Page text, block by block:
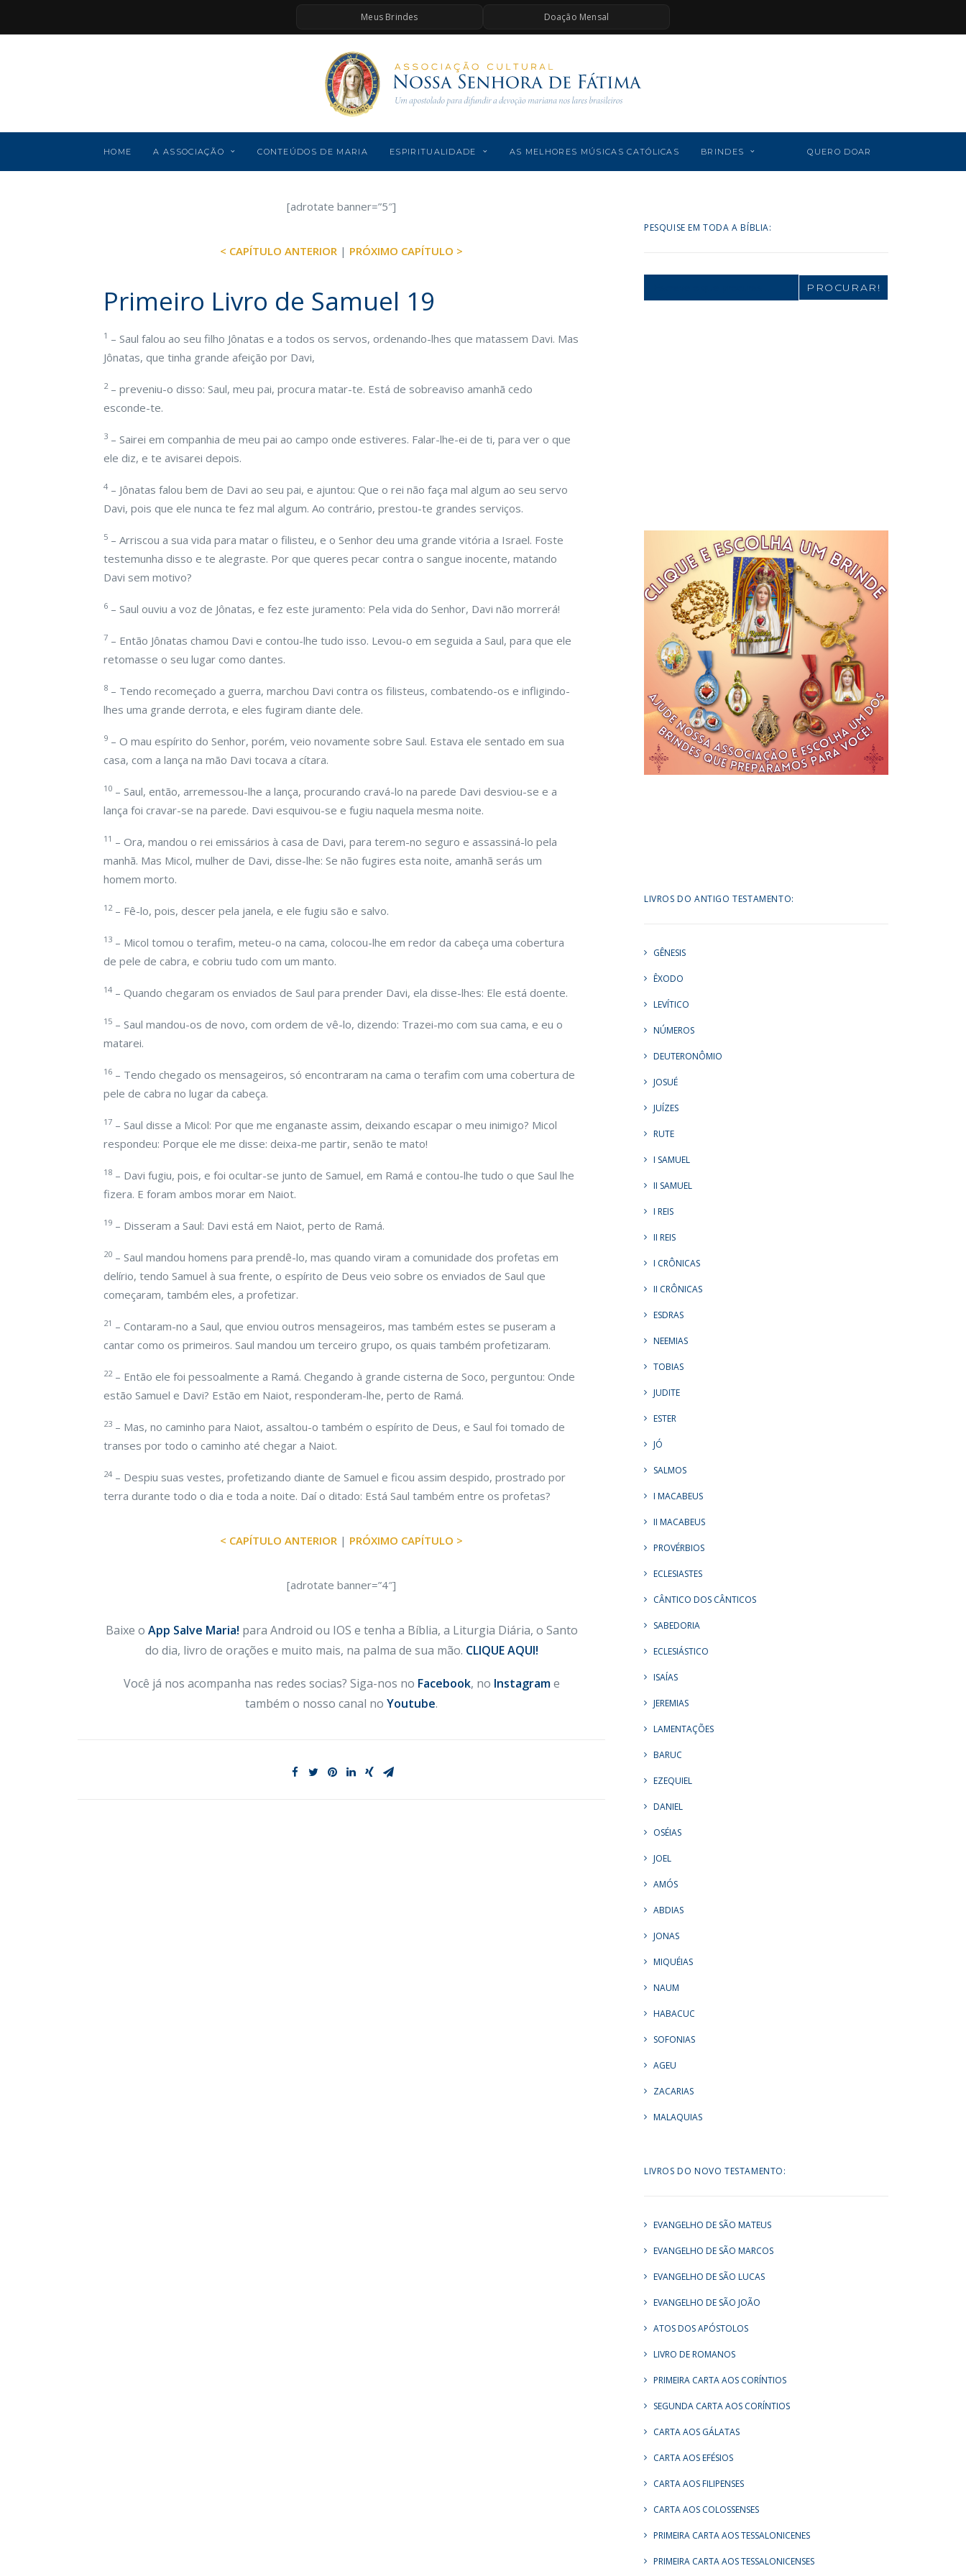
Meus Brindes Doação Mensal
HOME A ASSOCIAÇÃO CONTEÚDOS DE MARIA ESPIRITUALIDADE AS MELHORES MÚSICAS CATÓLICAS BRINDES QUERO DOAR
[adrotate banner=”5″]
< CAPÍTULO ANTERIOR | PRÓXIMO CAPÍTULO >
Primeiro Livro de Samuel 19
1 – Saul falou ao seu filho Jônatas e a todos os servos, ordenando-lhes que matassem Davi. Mas
Jônatas, que tinha grande afeição por Davi,
2– preveniu-o disso: Saul, meu pai, procura matar-te. Está de sobreaviso amanhã cedo
esconde-te.
3 – Sairei em companhia de meu pai ao campo onde estiveres. Falar-lhe-ei de ti, para ver o que
ele diz, e te avisarei depois.
4 – Jônatas falou bem de Davi ao seu pai, e ajuntou: Que o rei não faça mal algum ao seu servo
Davi, pois que ele nunca te fez mal algum. Ao contrário, prestou-te grandes serviços.
5 – Arriscou a sua vida para matar o filisteu, e o Senhor deu uma grande vitória a Israel. Foste
testemunha disso e te alegraste. Por que queres pecar contra o sangue inocente, matando
Davi sem motivo?
6 – Saul ouviu a voz de Jônatas, e fez este juramento: Pela vida do Senhor, Davi não morrerá!
7 – Então Jônatas chamou Davi e contou-lhe tudo isso. Levou-o em seguida a Saul, para que ele
retomasse o seu lugar como dantes.
8 – Tendo recomeçado a guerra, marchou Davi contra os filisteus, combatendo-os e infligindo-
lhes uma grande derrota, e eles fugiram diante dele.
9 – O mau espírito do Senhor, porém, veio novamente sobre Saul. Estava ele sentado em sua
casa, com a lança na mão Davi tocava a cítara.
10 – Saul, então, arremessou-lhe a lança, procurando cravá-lo na parede Davi desviou-se e a
lança foi cravar-se na parede. Davi esquivou-se e fugiu naquela mesma noite.
11 – Ora, mandou o rei emissários à casa de Davi, para terem-no seguro e assassiná-lo pela
manhã. Mas Micol, mulher de Davi, disse-lhe: Se não fugires esta noite, amanhã serás um
homem morto.
12– Fê-lo, pois, descer pela janela, e ele fugiu são e salvo.
13 – Micol tomou o terafim, meteu-o na cama, colocou-lhe em redor da cabeça uma cobertura
de pele de cabra, e cobriu tudo com um manto.
14 – Quando chegaram os enviados de Saul para prender Davi, ela disse-lhes: Ele está doente.
15 – Saul mandou-os de novo, com ordem de vê-lo, dizendo: Trazei-mo com sua cama, e eu o
matarei.
16 – Tendo chegado os mensageiros, só encontraram na cama o terafim com uma cobertura de
pele de cabra no lugar da cabeça.
17 – Saul disse a Micol: Por que me enganaste assim, deixando escapar o meu inimigo? Micol
respondeu: Porque ele me disse: deixa-me partir, senão te mato!
18 – Davi fugiu, pois, e foi ocultar-se junto de Samuel, em Ramá e contou-lhe tudo o que Saul lhe
fizera. E foram ambos morar em Naiot.
19 – Disseram a Saul: Davi está em Naiot, perto de Ramá.
20 – Saul mandou homens para prendê-lo, mas quando viram a comunidade dos profetas em
delírio, tendo Samuel à sua frente, o espírito de Deus veio sobre os enviados de Saul que
começaram, também eles, a profetizar.
21 – Contaram-no a Saul, que enviou outros mensageiros, mas também estes se puseram a
cantar como os primeiros. Saul mandou um terceiro grupo, os quais também profetizaram.
22– Então ele foi pessoalmente a Ramá. Chegando à grande cisterna de Soco, perguntou: Onde
estão Samuel e Davi? Estão em Naiot, responderam-lhe, perto de Ramá.
23 – Mas, no caminho para Naiot, assaltou-o também o espírito de Deus, e Saul foi tomado de
transes por todo o caminho até chegar a Naiot.
24 – Despiu suas vestes, profetizando diante de Samuel e ficou assim despido, prostrado por
terra durante todo o dia e toda a noite. Daí o ditado: Está Saul também entre os profetas?
< CAPÍTULO ANTERIOR | PRÓXIMO CAPÍTULO >
[adrotate banner=”4″]
Baixe o App Salve Maria! para Android ou IOS e tenha a Bíblia, a Liturgia Diária, o Santo
do dia, livro de orações e muito mais, na palma de sua mão. CLIQUE AQUI!
Você já nos acompanha nas redes socias? Siga-nos no Facebook, no Instagrame
também o nosso canal no Youtube.
PESQUISE EM TODA A BÍBLIA:
Search
LIVROS DO ANTIGO TESTAMENTO:
GÊNESIS
ÊXODO
LEVÍTICO
NÚMEROS
DEUTERONÔMIO
JOSUÉ
JUÍZES
RUTE
I SAMUEL
II SAMUEL
I REIS
II REIS
I CRÔNICAS
II CRÔNICAS
ESDRAS
NEEMIAS
TOBIAS
JUDITE
ESTER
JÓ
SALMOS
I MACABEUS
II MACABEUS
PROVÉRBIOS
ECLESIASTES
CÂNTICO DOS CÂNTICOS
SABEDORIA
ECLESIÁSTICO
ISAÍAS
JEREMIAS
LAMENTAÇÕES
BARUC
EZEQUIEL
DANIEL
OSÉIAS
JOEL
AMÓS
ABDIAS
JONAS
MIQUÉIAS
NAUM
HABACUC
SOFONIAS
AGEU
ZACARIAS
MALAQUIAS
LIVROS DO NOVO TESTAMENTO:
EVANGELHO DE SÃO MATEUS
EVANGELHO DE SÃO MARCOS
EVANGELHO DE SÃO LUCAS
EVANGELHO DE SÃO JOÃO
ATOS DOS APÓSTOLOS
LIVRO DE ROMANOS
PRIMEIRA CARTA AOS CORÍNTIOS
SEGUNDA CARTA AOS CORÍNTIOS
CARTA AOS GÁLATAS
CARTA AOS EFÉSIOS
CARTA AOS FILIPENSES
CARTA AOS COLOSSENSES
PRIMEIRA CARTA AOS TESSALONICENES
PRIMEIRA CARTA AOS TESSALONICENSES